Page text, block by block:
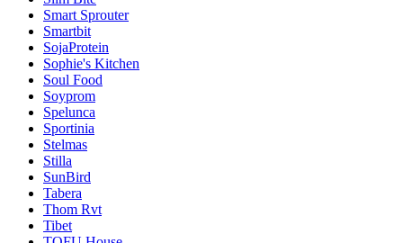
Smart Sprouter
Smartbit
SojaProtein
Sophie's Kitchen
Soul Food
Soyprom
Spelunca
Sportinia
Stelmas
Stilla
SunBird
Tabera
Thom Rvt
Tibet